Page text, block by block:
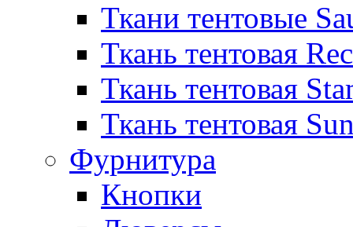
Ткани тентовые
Ткань тентовая
Ткань тентовая
Ткань тентовая
Фурнитура
Кнопки